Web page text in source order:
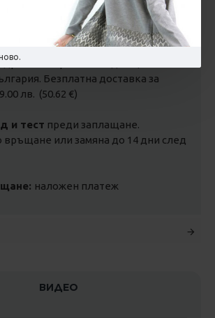
с гъши и патешки пух, 5-7
продукти по поръчка.
или офис на Спиди - цена 6.00
Безплатна доставка за
лв. (50.62 €)
и тест преди заплащане.
връщане или замяна до 14 дни след
наложен платеж
ВИДЕО